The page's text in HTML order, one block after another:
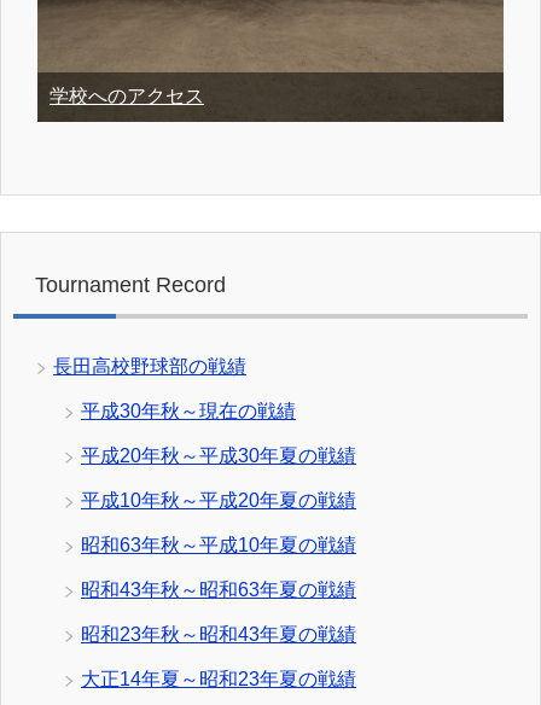
学校へのアクセス
Tournament Record
長田高校野球部の戦績
平成30年秋～現在の戦績
平成20年秋～平成30年夏の戦績
平成10年秋～平成20年夏の戦績
昭和63年秋～平成10年夏の戦績
昭和43年秋～昭和63年夏の戦績
昭和23年秋～昭和43年夏の戦績
大正14年夏～昭和23年夏の戦績